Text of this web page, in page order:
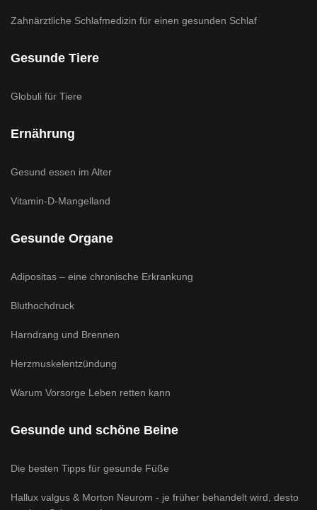
Zahnärztliche Schlafmedizin für einen gesunden Schlaf
Gesunde Tiere
Globuli für Tiere
Ernährung
Gesund essen im Alter
Vitamin-D-Mangelland
Gesunde Organe
Adipositas – eine chronische Erkrankung
Bluthochdruck
Harndrang und Brennen
Herzmuskelentzündung
Warum Vorsorge Leben retten kann
Gesunde und schöne Beine
Die besten Tipps für gesunde Füße
Hallux valgus & Morton Neurom - je früher behandelt wird, desto